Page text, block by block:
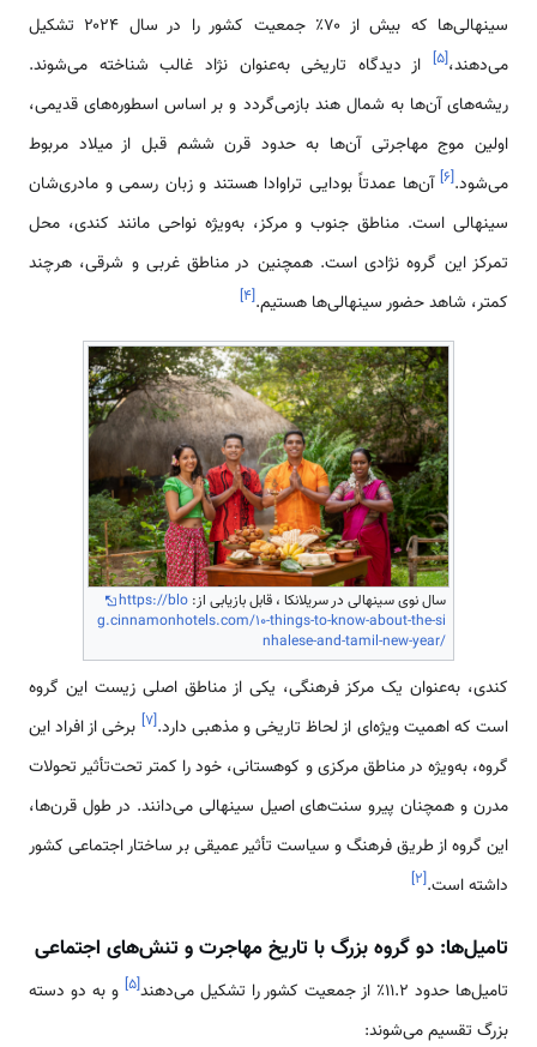
سینهالی‌ها که بیش از ۷۰٪ جمعیت کشور را در سال ۲۰۲۴ تشکیل
می‌دهند،[۵]
از دیدگاه تاریخی به‌عنوان نژاد غالب شناخته می‌شوند.
ریشه‌های آن‌ها به شمال هند بازمی‌گردد و بر اساس اسطوره‌های قدیمی،
اولین موج مهاجرتی آن‌ها به حدود قرن ششم قبل از میلاد مربوط
می‌شود.[۶] آن‌ها عمدتاً بودایی تراوادا هستند و زبان رسمی و مادری‌شان
سینهالی است. مناطق جنوب و مرکز، به‌ویژه نواحی مانند کندی، محل
تمرکز این گروه نژادی است. همچنین در مناطق غربی و شرقی، هرچند
کمتر، شاهد حضور سینهالی‌ها هستیم.[۴]
سال نوی سینهالی در سریلانکا ، قابل بازیابی از: https://blo
g.cinnamonhotels.com/10-things-to-know-about-the-si
nhalese-and-tamil-new-year/
کندی، به‌عنوان یک مرکز فرهنگی، یکی از مناطق اصلی زیست این گروه
است که اهمیت ویژه‌ای از لحاظ تاریخی و مذهبی دارد.[۷] برخی از افراد این
گروه، به‌ویژه در مناطق مرکزی و کوهستانی، خود را کمتر تحت‌تأثیر تحولات
مدرن و همچنان پیرو سنت‌های اصیل سینهالی می‌دانند. در طول قرن‌ها،
این گروه از طریق فرهنگ و سیاست تأثیر عمیقی بر ساختار اجتماعی کشور
داشته است.[۲]
تامیل‌ها: دو گروه بزرگ با تاریخ مهاجرت و تنش‌های اجتماعی
تامیل‌ها حدود ۱۱.۲٪ از جمعیت کشور را تشکیل می‌دهند [۵] و به دو دسته
بزرگ تقسیم می‌شوند: